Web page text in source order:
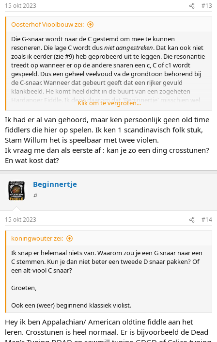
15 okt 2023 #13
Oosterhof Vioolbouw zei:
Die G-snaar wordt naar de C gestemd om mee te kunnen
resoneren. Die lage C wordt dusniet aangestreken. Dat kan ook niet
zoals ik eerder (zie #9) heb geprobeerd uit te leggen. Die resonantie
treedt op wanneer er op de andere snaren een c, C of c1 wordt
gespeeld. Dus een geheel veelvoud va de grondtoon behorend bij
de C-snaar. Wanneer dat gebeurt geeft dat een rijker gevuld
klankbeeld. He komt heel dicht in de buurt van een zogeheten
Hardanger Fiddle. Ik denk daarom dat 'Beginnertje' misschien wel
heel erg gebaat is bij het spelen op een Hardanger Fiddle. Dat
instrument heeft vier resonerende snaren, ook wel sympathische
snaren genoemd. Die moeten derhalve ook goed gestemd worden.
ER zitten daar dus acht snaren vast in de sleutelkast c.q. krul. Dat
ziet er zo uit:
Bekijk bijlage 7295
kam een heel speciale constructie heeft:
Het gaat nu een beetje bezijden het onderwerp lopen, maar ik
noemde dit om Beginnertje er op te attenderen dat dit voor haar
misschien iets zou kunnen zijn en tevens om uit te leggen dat er
snaren op zitten die niet aangestreken worden.
Klik om te vergroten...
Ik had er al van gehoord, maar ken persoonlijk geen old time
fiddlers die hier op spelen. Ik ken 1 scandinavisch folk stuk,
Stam Willum het is speelbaar met twee violen.
Ik vraag me dan als eerste af : kan je zo een ding crosstunen?
En wat kost dat?
Beginnertje
♫
15 okt 2023 #14
koningwouter zei:
Ik snap er helemaal niets van. Waarom zou je een G snaar naar een
C stemmen. Kun je dan niet beter een tweede D snaar pakken? Of
een alt-viool C snaar?
Groeten,
Ook een (weer) beginnend klassiek violist.
Hey ik ben Appalachian/ American oldtine fiddle aan het
leren. Crosstunen is heel normaal. Er is bijvoorbeeld de Dead